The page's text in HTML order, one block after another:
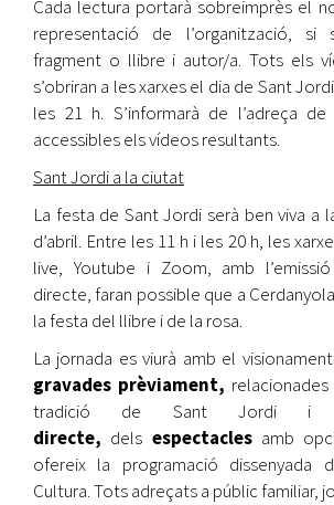
Cada lectura portarà sobreimprès el
representació de l’organització, si
fragment o llibre i autor/a. Tots els
s’obriran a les xarxes el dia de Sant
les 21 h. S’informarà de l’adreça
accessibles els vídeos resultants.
Sant Jordi a la ciutat
La festa de Sant Jordi serà ben viva a
d’abril. Entre les 11 h i les 20 h, les
live, Youtube i Zoom, amb
directe, faran possible que a
la festa del llibre i de la rosa.
La jornada es viurà amb el
gravades prèviament,
tradició de Sant Jordi i
directe, dels espectacles amb
ofereix la programació dissenyada
Cultura. Tots adreçats a públic familiar,